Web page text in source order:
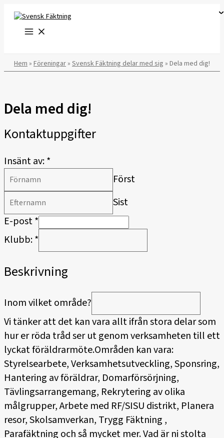
innehåll
Hem» Föreningar» Svensk Fäktning delar med sig » Dela med dig!
Dela med dig!
Kontaktuppgifter
Insänt av:*
Först
Sist
E-post*
Klubb:*
Beskrivning
Inom vilket område?
Vi tänker att det kan vara allt ifrån stora delar som
hur er röda tråd ser ut genom verksamheten till ett
lyckat föräldrarmöte.Områden kan vara:
Styrelsearbete, Verksamhetsutveckling, Sponsring,
Hantering av föräldrar, Domarförsörjning,
Tävlingsarrangemang, Rekrytering av olika
målgrupper, Arbete med RF/SISU distrikt, Planera
resor, Skolsamverkan, Trygg Fäktning ,
Parafäktning och så mycket mer. Vad är ni stolta